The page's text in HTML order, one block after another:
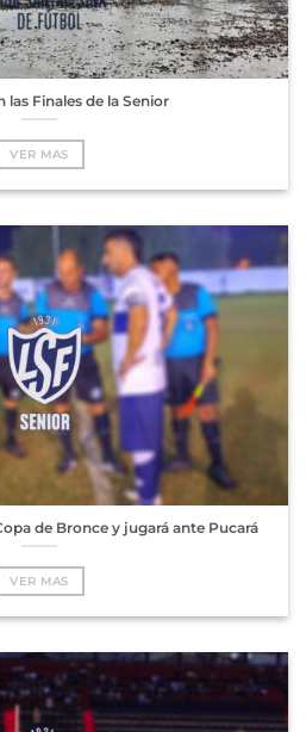
las Finales de la Senior
VER MAS
de Bronce y jugará ante Pucará
VER MAS